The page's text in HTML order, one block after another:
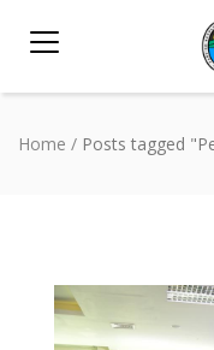
Home / Posts tagged